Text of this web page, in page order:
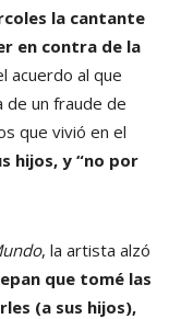
la cantante
en contra de la
acuerdo al que
de un fraude de
que vivió en el
hijos, y “no por
, la artista alzó
que tomé las
(a sus hijos),